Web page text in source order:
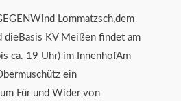
Lommatzsch,dem
dieBasis KV Meißen findet am
ca. 19 Uhr) im InnenhofAm
ein
Für und Wider von